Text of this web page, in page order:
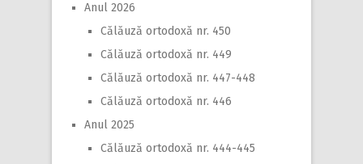
Anul 2026
Călăuză ortodoxă nr. 450
Călăuză ortodoxă nr. 449
Călăuză ortodoxă nr. 447-448
Călăuză ortodoxă nr. 446
Anul 2025
Călăuză ortodoxă nr. 444-445